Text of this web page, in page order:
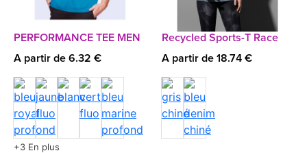
PERFORMANCE TEE MEN
A partir de 6.32 €
+3 En plus
Recycled Sports-T Race
A partir de 18.74 €